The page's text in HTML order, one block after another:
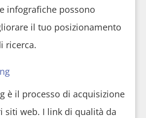
infografiche possono
il tuo posizionamento
ricerca.
è il processo di acquisizione
siti web. I link di qualità da